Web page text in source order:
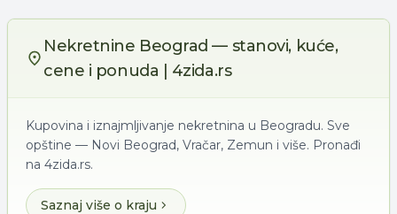
Nekretnine Beograd — stanovi, kuće,
cene i ponuda | 4zida.rs
Kupovina i iznajmljivanje nekretnina u Beogradu. Sve
opštine — Novi Beograd, Vračar, Zemun i više. Pronađi
na 4zida.rs.
Saznaj više o kraju